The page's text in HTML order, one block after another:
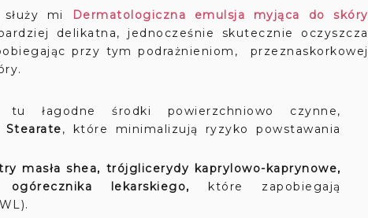
mi
Dermatologiczna emulsja myjąca do skóry
delikatna, jednocześnie skutecznie oczyszcza
przy tym podrażnieniom, przeznaskorkowej
tu łagodne środki powierzchniowo czynne,
Stearate, które minimalizują ryzyko powstawania
masła shea, trójglicerydy kaprylowo-kaprynowe,
lekarskiego, które zapobiegają